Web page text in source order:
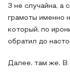
3 не случайна, а
грамоты именно
который, по
обратил до
Далее, там же,